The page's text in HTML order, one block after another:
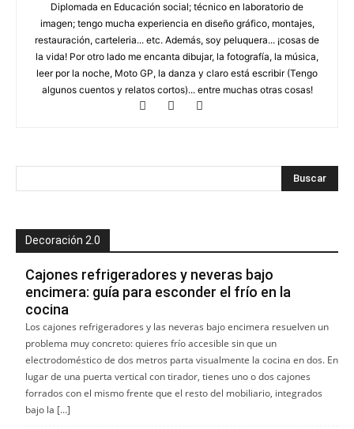
Diplomada en Educación social; técnico en laboratorio de
imagen; tengo mucha experiencia en diseño gráfico, montajes,
restauración, carteleria... etc. Además, soy peluquera... ¡cosas de
la vida! Por otro lado me encanta dibujar, la fotografía, la música,
leer por la noche, Moto GP, la danza y claro está escribir (Tengo
algunos cuentos y relatos cortos)... entre muchas otras cosas!
Decoración 2.0
Cajones refrigeradores y neveras bajo
encimera: guía para esconder el frío en la
cocina
Los cajones refrigeradores y las neveras bajo encimera resuelven un
problema muy concreto: quieres frío accesible sin que un
electrodoméstico de dos metros parta visualmente la cocina en dos. En
lugar de una puerta vertical con tirador, tienes uno o dos cajones
forrados con el mismo frente que el resto del mobiliario, integrados
bajo la […]